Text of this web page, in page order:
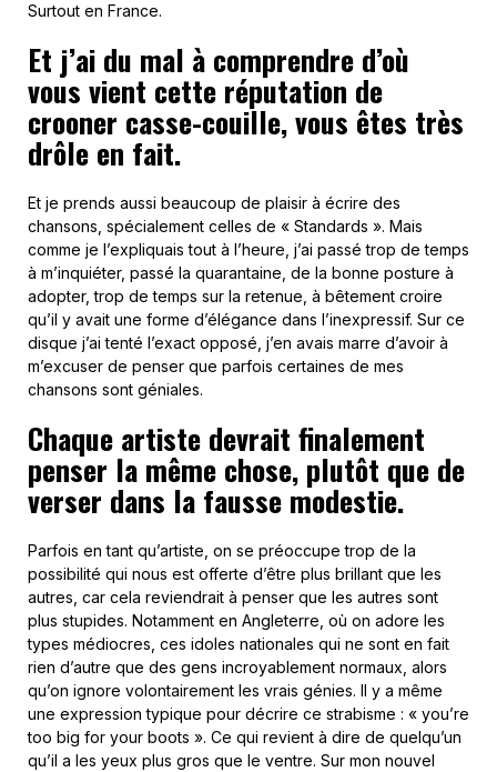
Surtout en France.
Et j’ai du mal à comprendre d’où
vous vient cette réputation de
crooner casse-couille, vous êtes très
drôle en fait.
Et je prends aussi beaucoup de plaisir à écrire des
chansons, spécialement celles de « Standards ». Mais
comme je l’expliquais tout à l’heure, j’ai passé trop de temps
à m’inquiéter, passé la quarantaine, de la bonne posture à
adopter, trop de temps sur la retenue, à bêtement croire
qu’il y avait une forme d’élégance dans l’inexpressif. Sur ce
disque j’ai tenté l’exact opposé, j’en avais marre d’avoir à
m’excuser de penser que parfois certaines de mes
chansons sont géniales.
Chaque artiste devrait finalement
penser la même chose, plutôt que de
verser dans la fausse modestie.
Parfois en tant qu’artiste, on se préoccupe trop de la
possibilité qui nous est offerte d’être plus brillant que les
autres, car cela reviendrait à penser que les autres sont
plus stupides. Notamment en Angleterre, où on adore les
types médiocres, ces idoles nationales qui ne sont en fait
rien d’autre que des gens incroyablement normaux, alors
qu’on ignore volontairement les vrais génies. Il y a même
une expression typique pour décrire ce strabisme : « you’re
too big for your boots ». Ce qui revient à dire de quelqu’un
qu’il a les yeux plus gros que le ventre. Sur mon nouvel